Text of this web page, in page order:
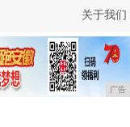
关于我们
广告